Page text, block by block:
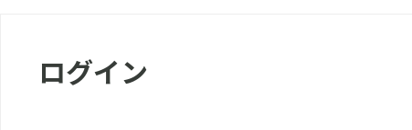
ログイン